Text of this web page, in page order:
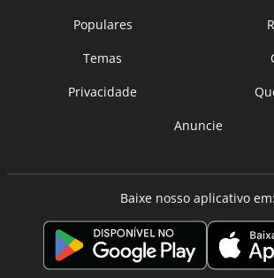
Populares
Temas
Privacidade
Anuncie
Baixe nosso aplicativo em: